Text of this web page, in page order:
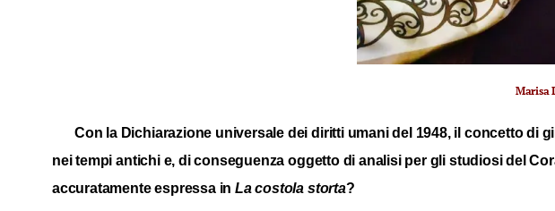
Marisa
Con la Dichiarazione universale dei diritti umani del 1948, il concetto di
nei tempi antichi e, di conseguenza oggetto di analisi per gli studiosi del
accuratamente espressa inLa costola storta?